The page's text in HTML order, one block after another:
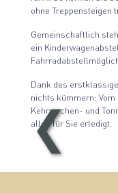
ohne Treppensteigen
Gemeinschaftlich
ein
Dank des
nichts kümmern:
Kehrwochen- und
alles für Sie erledigt.
❮